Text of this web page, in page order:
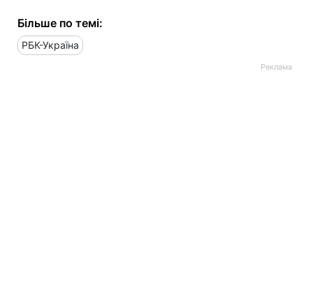
Більше по темі:
РБК-Україна